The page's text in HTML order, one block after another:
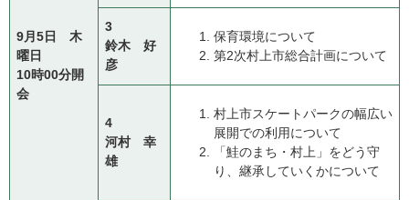
9月5日 木
曜日
10時00分開
会
3
鈴木 好
彦
保育環境について
第2次村上市総合計画について
4
河村 幸
雄
村上市スケートパークの幅広い
展開での利用について
「鮭のまち・村上」をどう守
り、継承していくかについて